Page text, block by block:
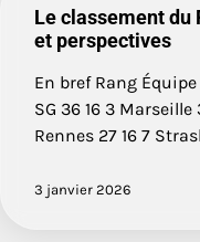
Le classement du
et perspectives
En bref Rang
SG 36 16 3 Marseille
Rennes 27 16 7
3 janvier 2026